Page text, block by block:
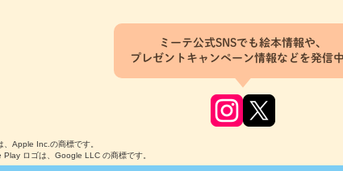
ミーテ公式SNSでも絵本情報や、
プレゼントキャンペーン情報などを発信
Apple Inc.の商標です。
ロゴは、Google LLC の商標です。